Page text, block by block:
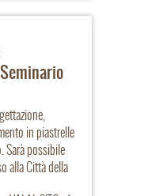
in piastrelle
Sarà possibile
alla Città della